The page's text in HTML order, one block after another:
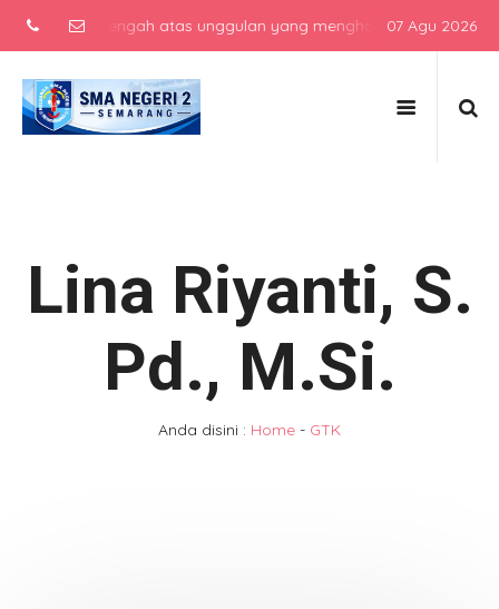
menengah atas unggulan yang menghasilkan lulusan
07 Agu 2026
Lina Riyanti, S.
Pd., M.Si.
Anda disini : Home - GTK